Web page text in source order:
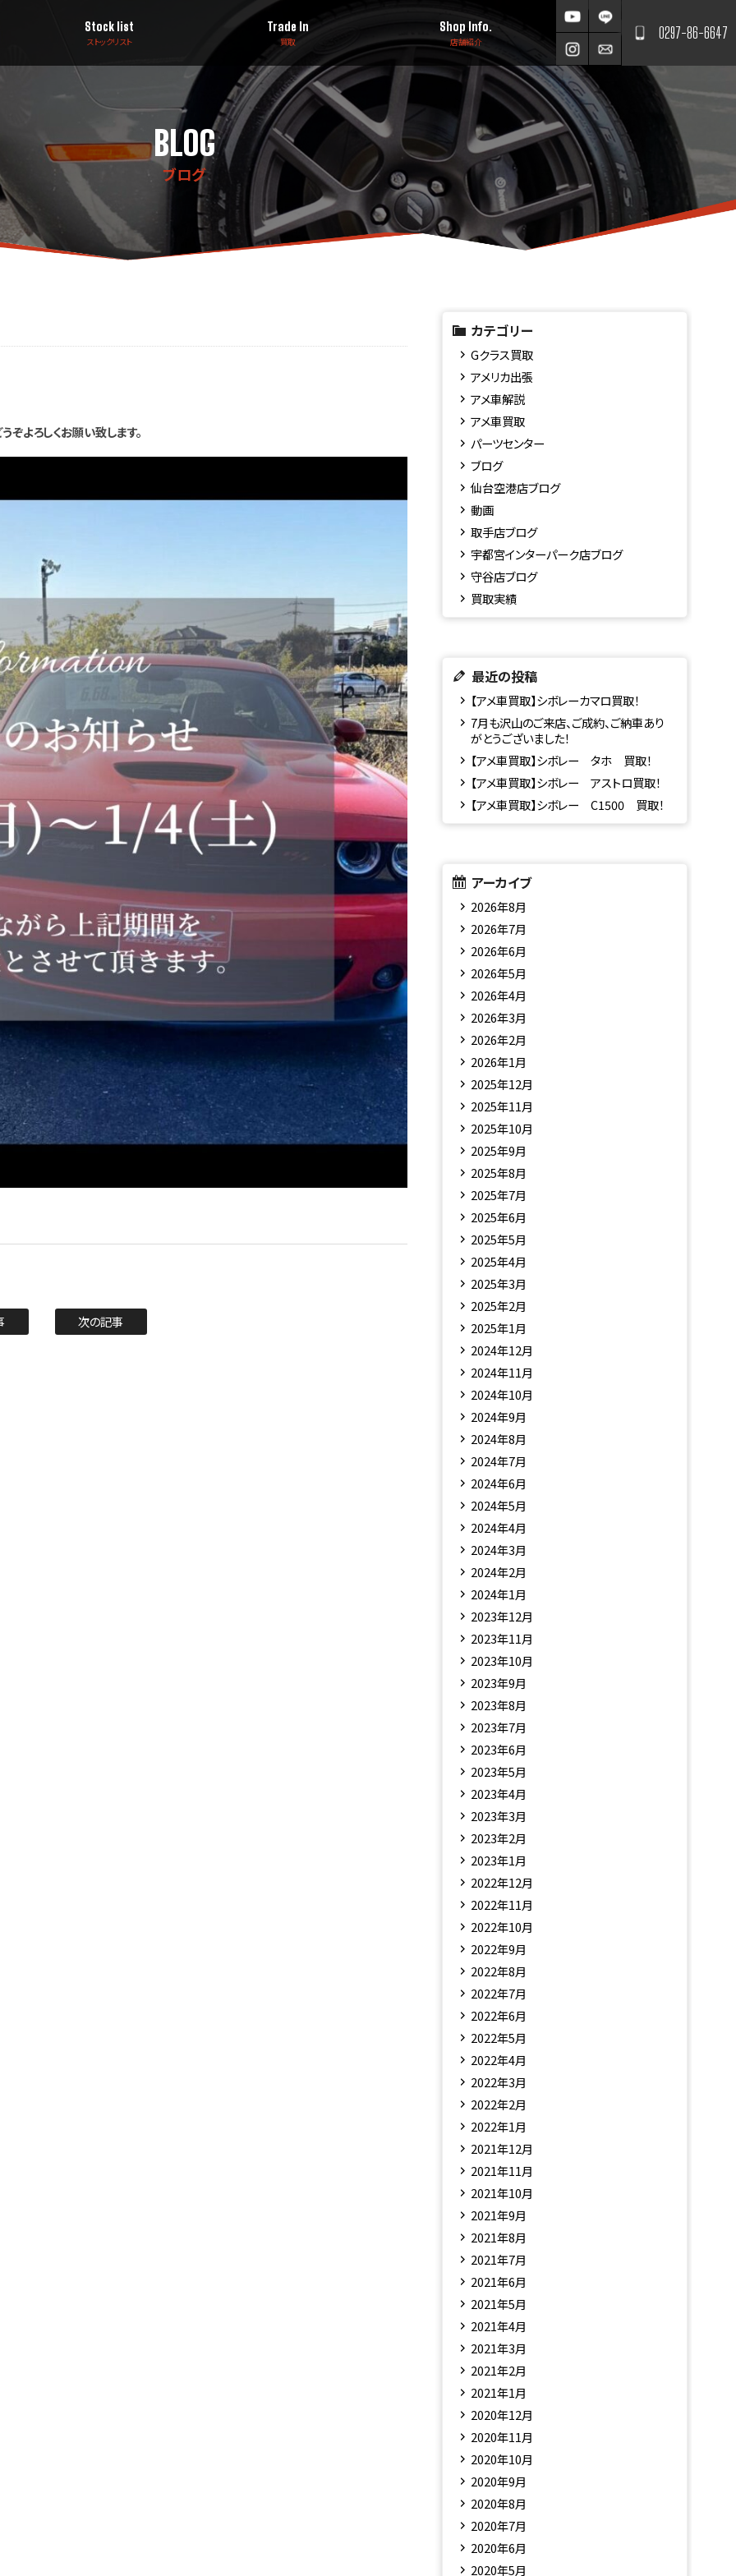
0297-86-6647
Stock list
ストックリスト
Trade In
買取
Shop Info.
店舗紹介
BLOG
ブログ
ぞよろしくお願い致します。
次の記事
カテゴリー
Gクラス買取
アメリカ出張
アメ車解説
アメ車買取
パーツセンター
ブログ
仙台空港店ブログ
動画
取手店ブログ
宇都宮インターパーク店ブログ
守谷店ブログ
買取実績
最近の投稿
【アメ車買取】シボレーカマロ買取！
7月も沢山のご来店、ご成約、ご納車あり
がとうございました！
【アメ車買取】シボレー タホ 買取！
【アメ車買取】シボレー アストロ買取！
【アメ車買取】シボレー C1500 買取！
アーカイブ
2026年8月
2026年7月
2026年6月
2026年5月
2026年4月
2026年3月
2026年2月
2026年1月
2025年12月
2025年11月
2025年10月
2025年9月
2025年8月
2025年7月
2025年6月
2025年5月
2025年4月
2025年3月
2025年2月
2025年1月
2024年12月
2024年11月
2024年10月
2024年9月
2024年8月
2024年7月
2024年6月
2024年5月
2024年4月
2024年3月
2024年2月
2024年1月
2023年12月
2023年11月
2023年10月
2023年9月
2023年8月
2023年7月
2023年6月
2023年5月
2023年4月
2023年3月
2023年2月
2023年1月
2022年12月
2022年11月
2022年10月
2022年9月
2022年8月
2022年7月
2022年6月
2022年5月
2022年4月
2022年3月
2022年2月
2022年1月
2021年12月
2021年11月
2021年10月
2021年9月
2021年8月
2021年7月
2021年6月
2021年5月
2021年4月
2021年3月
2021年2月
2021年1月
2020年12月
2020年11月
2020年10月
2020年9月
2020年8月
2020年7月
2020年6月
2020年5月